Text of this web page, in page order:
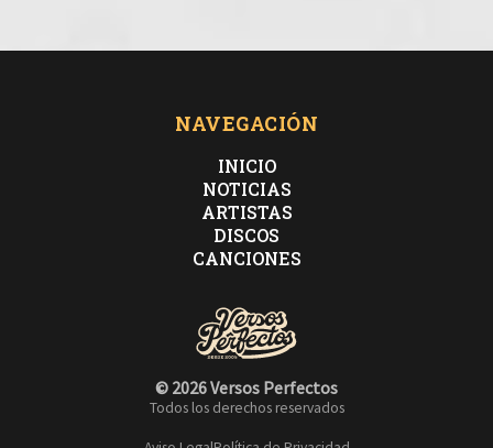
NAVEGACIÓN
INICIO
NOTICIAS
ARTISTAS
DISCOS
CANCIONES
© 2026 Versos Perfectos
Todos los derechos reservados